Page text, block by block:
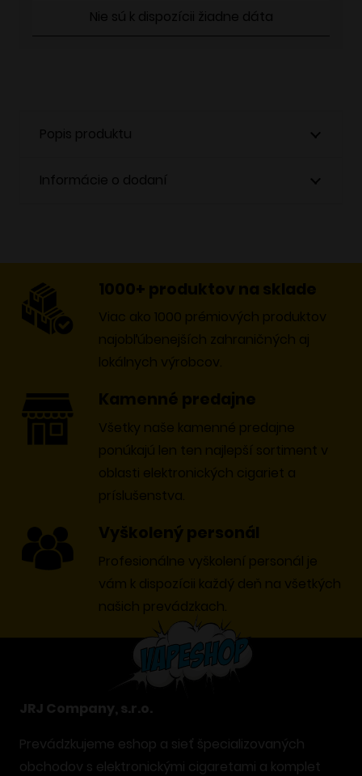
Nie sú k dispozícii žiadne dáta
Popis produktu
Informácie o dodaní
1000+ produktov na sklade
Viac ako 1000 prémiových produktov
najobľúbenejších zahraničných aj
lokálnych výrobcov.
Kamenné predajne
Všetky naše kamenné predajne
ponúkajú len ten najlepší sortiment v
oblasti elektronických cigariet a
príslušenstva.
Vyškolený personál
Profesionálne vyškolení personál je
vám k dispozícii každý deň na všetkých
našich prevádzkach.
JRJ Company, s.r.o.
Prevádzkujeme eshop a sieť špecializovaných
obchodov s elektronickými cigaretami a komplet